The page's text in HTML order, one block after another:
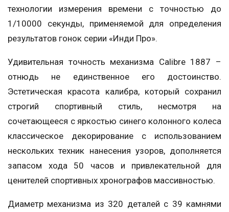
технологии измерения времени с точностью до
1/10000 секунды, применяемой для определения
результатов гонок серии «Инди Про».
Удивительная точность механизма Calibre 1887 –
отнюдь не единственное его достоинство.
Эстетическая красота калибра, который сохранил
строгий спортивный стиль, несмотря на
сочетающееся с яркостью синего колонного колеса
классическое декорирование с использованием
нескольких техник нанесения узоров, дополняется
запасом хода 50 часов и привлекательной для
ценителей спортивных хронографов массивностью.
Диаметр механизма из 320 деталей с 39 камнями